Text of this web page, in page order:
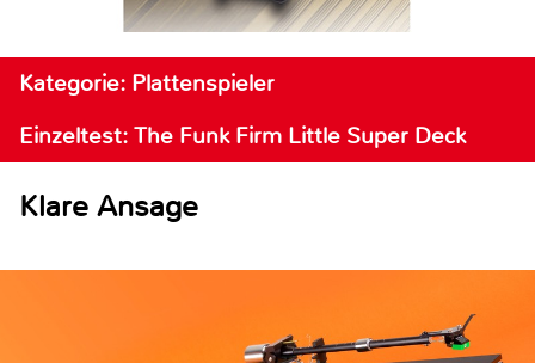
Kategorie: Plattenspieler
Einzeltest: The Funk Firm Little Super Deck
Klare Ansage